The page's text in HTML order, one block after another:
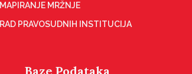
MAPIRANJE MRŽNJE
RAD PRAVOSUDNIH INSTITUCIJA
Baze Podataka